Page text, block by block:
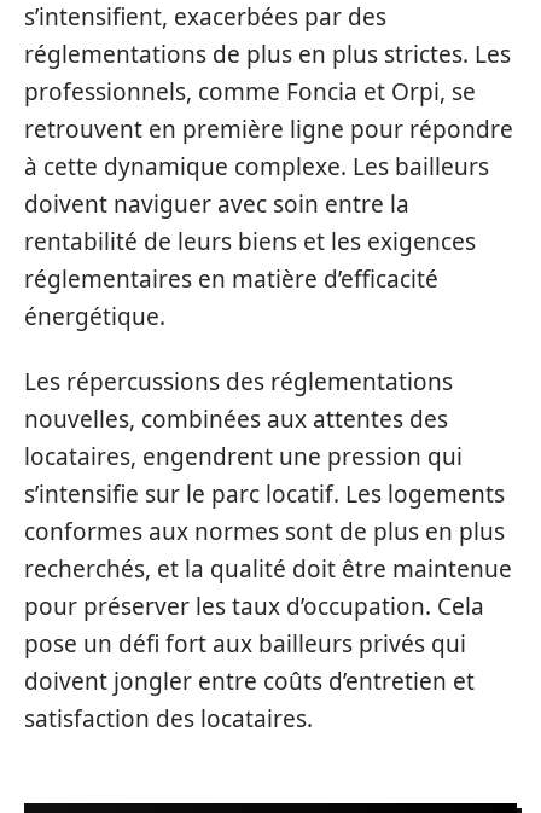
s’intensifient, exacerbées par des
réglementations de plus en plus strictes. Les
professionnels, comme Foncia et Orpi, se
retrouvent en première ligne pour répondre
à cette dynamique complexe. Les bailleurs
doivent naviguer avec soin entre la
rentabilité de leurs biens et les exigences
réglementaires en matière d’efficacité
énergétique.
Les répercussions des réglementations
nouvelles, combinées aux attentes des
locataires, engendrent une pression qui
s’intensifie sur le parc locatif. Les logements
conformes aux normes sont de plus en plus
recherchés, et la qualité doit être maintenue
pour préserver les taux d’occupation. Cela
pose un défi fort aux bailleurs privés qui
doivent jongler entre coûts d’entretien et
satisfaction des locataires.